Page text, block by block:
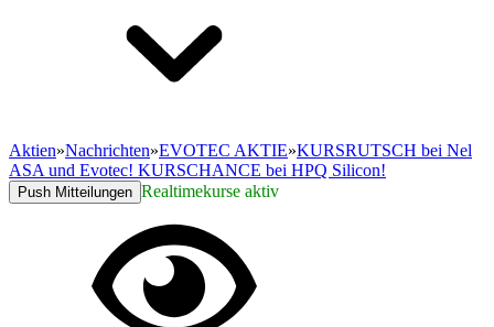
Aktien»Nachrichten»EVOTEC AKTIE»KURSRUTSCH bei Nel
ASA und Evotec! KURSCHANCE bei HPQ Silicon!
Push Mitteilungen Realtimekurse aktiv